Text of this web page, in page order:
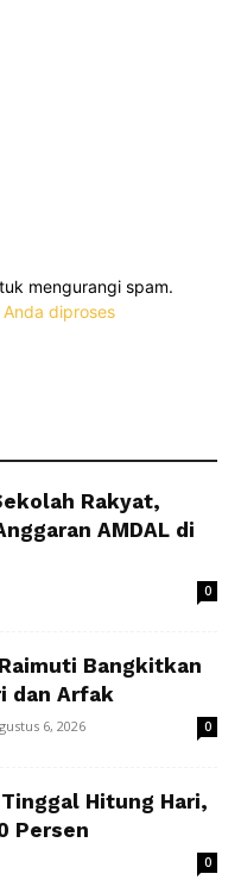
mengurangi spam.
diproses
Rakyat,
AMDAL di
0
Bangkitkan
dan Arfak
6, 2026 0
Hitung Hari,
Persen
0